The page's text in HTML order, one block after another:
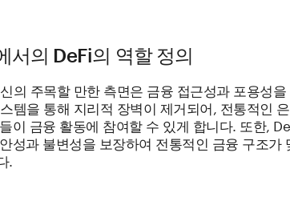
서의 DeFi의 역할 정의
의 주목할 만한 측면은 금융 접근성과 포용성
템을 통해 지리적 장벽이 제거되어, 전통적인
이 금융 활동에 참여할 수 있게 합니다. 또한,
성과 불변성을 보장하여 전통적인 금융 구조가
.